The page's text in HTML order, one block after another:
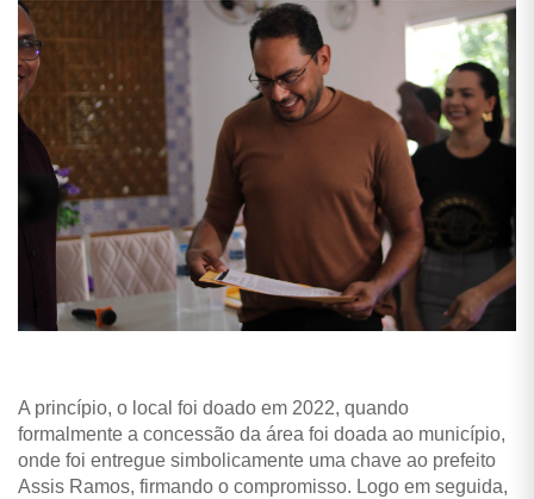
A princípio, o local foi doado em 2022, quando
formalmente a concessão da área foi doada ao município,
onde foi entregue simbolicamente uma chave ao prefeito
Assis Ramos, firmando o compromisso. Logo em seguida,